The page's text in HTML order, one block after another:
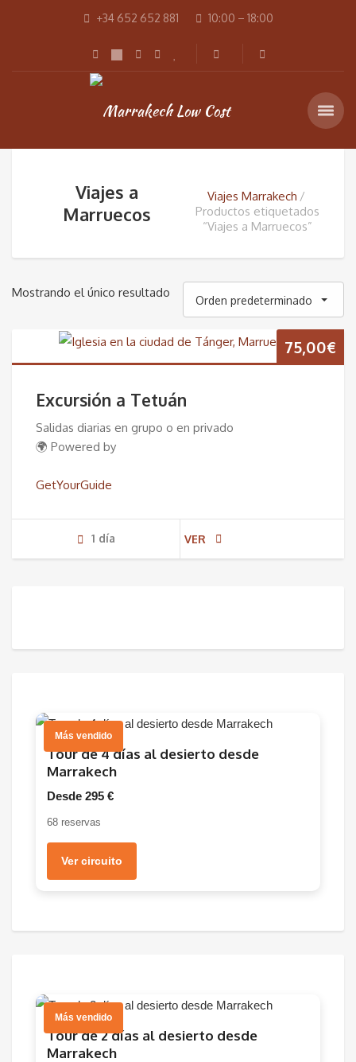
+34 652 652 881 10:00 – 18:00
Viajes a
Marruecos
Viajes Marrakech
Productos etiquetados
“Viajes a Marruecos”
Mostrando el único resultado
Orden predeterminado
75,00€
Excursión a Tetuán
Salidas diarias en grupo o en privado
🌍 Powered by
GetYourGuide
1 dí­a VER
Más vendido
Tour de 4 días al desierto desde
Marrakech
Desde 295 €
68 reservas
Ver circuito
Más vendido
Tour de 2 días al desierto desde
Marrakech